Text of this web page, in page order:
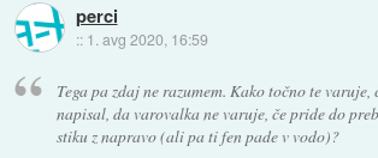
perci
:: 1. avg 2020, 16:59
Tega pa zdaj ne razumem. Kako točno te varuje,
napisal, da varovalka ne varuje, če pride do
stiku z napravo (ali pa ti fen pade v vodo)?